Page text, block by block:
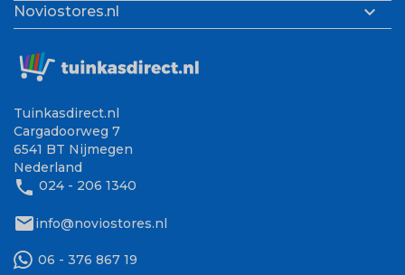
Noviostores.nl 
Tuinkasdirect.nl
Cargadoorweg 7
6541 BT Nijmegen
Nederland
phone 024 - 206 1340
mailinfo@noviostores.nl
06 - 376 867 19